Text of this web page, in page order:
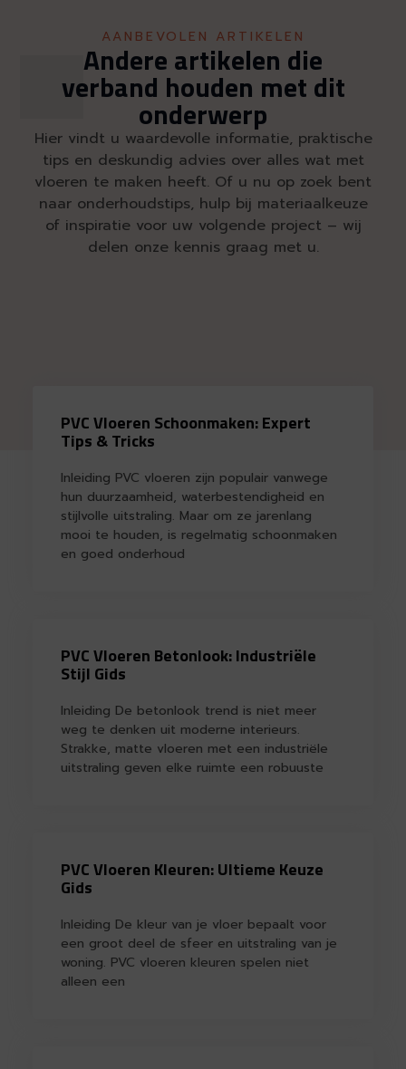
AANBEVOLEN ARTIKELEN
Andere artikelen die
verband houden met dit
onderwerp
Hier vindt u waardevolle informatie, praktische
tips en deskundig advies over alles wat met
vloeren te maken heeft. Of u nu op zoek bent
naar onderhoudstips, hulp bij materiaalkeuze
of inspiratie voor uw volgende project – wij
delen onze kennis graag met u.
PVC Vloeren Schoonmaken: Expert
Tips & Tricks
Inleiding PVC vloeren zijn populair vanwege
hun duurzaamheid, waterbestendigheid en
stijlvolle uitstraling. Maar om ze jarenlang
mooi te houden, is regelmatig schoonmaken
en goed onderhoud
PVC Vloeren Betonlook: Industriële
Stijl Gids
Inleiding De betonlook trend is niet meer
weg te denken uit moderne interieurs.
Strakke, matte vloeren met een industriële
uitstraling geven elke ruimte een robuuste
PVC Vloeren Kleuren: Ultieme Keuze
Gids
Inleiding De kleur van je vloer bepaalt voor
een groot deel de sfeer en uitstraling van je
woning. PVC vloeren kleuren spelen niet
alleen een